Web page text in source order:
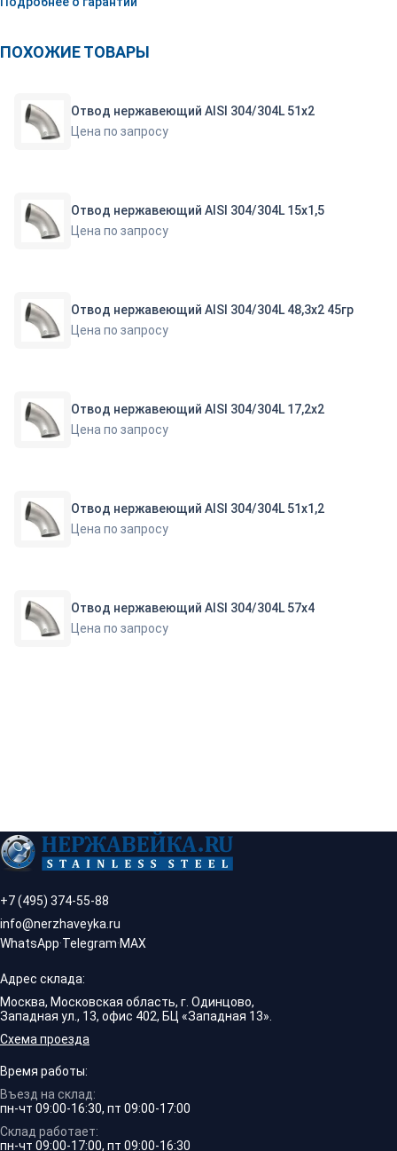
ПОХОЖИЕ ТОВАРЫ
Отвод нержавеющий AISI 304/304L 51х2
Цена по запросу
Отвод нержавеющий AISI 304/304L 15х1,5
Цена по запросу
Отвод нержавеющий AISI 304/304L 48,3х2 45гр
Цена по запросу
Отвод нержавеющий AISI 304/304L 17,2х2
Цена по запросу
Отвод нержавеющий AISI 304/304L 51х1,2
Цена по запросу
Отвод нержавеющий AISI 304/304L 57х4
Цена по запросу
+7 (495) 374-55-88
info@nerzhaveyka.ru
WhatsApp·Telegram·MAX
Адрес склада:
Москва, Московская область, г. Одинцово,
Западная ул., 13, офис 402, БЦ «Западная 13».
Схема проезда
Время работы:
Въезд на склад:
пн-чт 09:00-16:30, пт 09:00-17:00
Склад работает:
пн-чт 09:00-17:00, пт 09:00-16:30